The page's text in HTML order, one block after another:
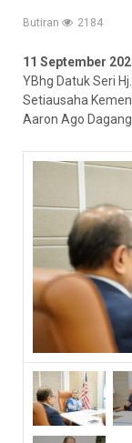
Butiran 2184
11 September
YBhg Datuk Seri
Setiausaha
Aaron Ago